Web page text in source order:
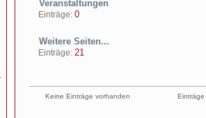
Veranstaltungen
Einträge: 0
Weitere Seiten...
Einträge: 21
Keine Einträge vorhanden